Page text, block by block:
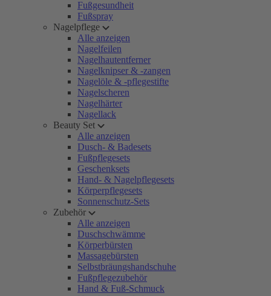
Fußgesundheit
Fußspray
Nagelpflege
Alle anzeigen
Nagelfeilen
Nagelhautentferner
Nagelknipser & -zangen
Nagelöle & -pflegestifte
Nagelscheren
Nagelhärter
Nagellack
Beauty Set
Alle anzeigen
Dusch- & Badesets
Fußpflegesets
Geschenksets
Hand- & Nagelpflegesets
Körperpflegesets
Sonnenschutz-Sets
Zubehör
Alle anzeigen
Duschschwämme
Körperbürsten
Massagebürsten
Selbstbräungshandschuhe
Fußpflegezubehör
Hand & Fuß-Schmuck